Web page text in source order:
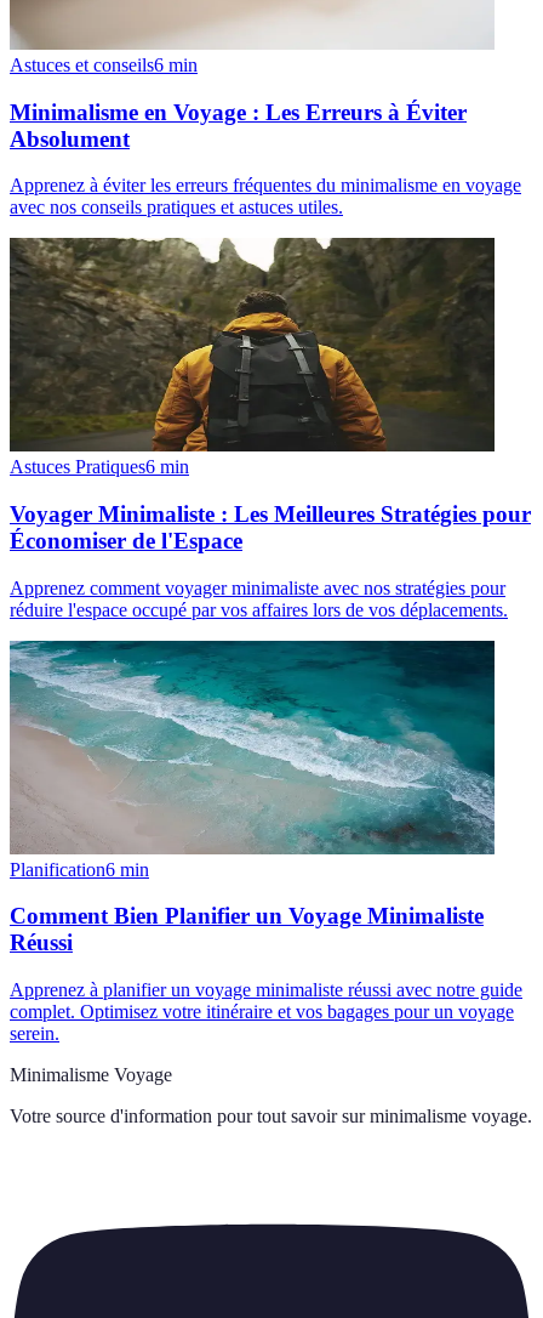
Astuces et conseils6 min
Minimalisme en Voyage : Les Erreurs à Éviter
Absolument
Apprenez à éviter les erreurs fréquentes du minimalisme en voyage
avec nos conseils pratiques et astuces utiles.
Astuces Pratiques6 min
Voyager Minimaliste : Les Meilleures Stratégies pour
Économiser de l'Espace
Apprenez comment voyager minimaliste avec nos stratégies pour
réduire l'espace occupé par vos affaires lors de vos déplacements.
Planification6 min
Comment Bien Planifier un Voyage Minimaliste
Réussi
Apprenez à planifier un voyage minimaliste réussi avec notre guide
complet. Optimisez votre itinéraire et vos bagages pour un voyage
serein.
Minimalisme Voyage
Votre source d'information pour tout savoir sur minimalisme voyage.